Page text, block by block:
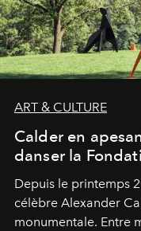
ART & CULTURE
Calder en
danser la
Depuis le printemps
célèbre Alexander
monumentale. Entre